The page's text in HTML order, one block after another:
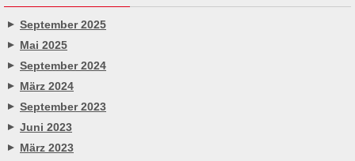
September 2025
Mai 2025
September 2024
März 2024
September 2023
Juni 2023
März 2023